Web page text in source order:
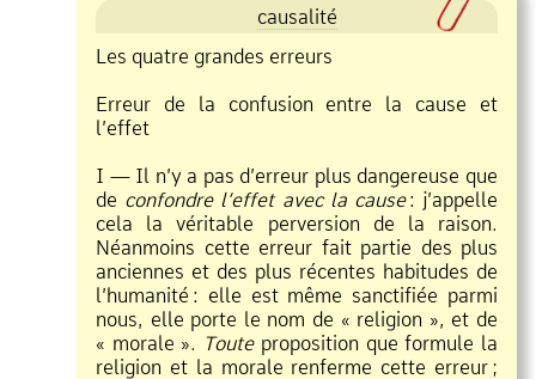
causalité
Les quatre grandes erreurs
Erreur de la confusion entre la cause et
l’effet
I — Il n’y a pas d’erreur plus dangereuse que
de confondre l’effet avec la cause: j’appelle
cela la véritable perversion de la raison.
Néanmoins cette erreur fait partie des plus
anciennes et des plus récentes habitudes de
l’humanité : elle est même sanctifiée parmi
nous, elle porte le nom de « religion », et de
« morale ». Touteproposition que formule la
religion et la morale renferme cette erreur ;